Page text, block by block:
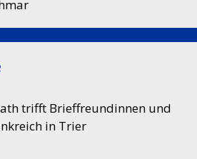
trifft Brieffreundinnen und
in Trier